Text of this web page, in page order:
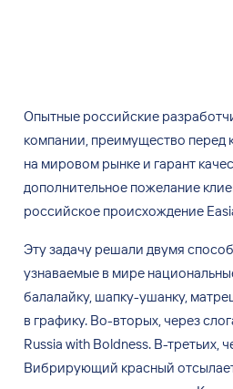
Опытные российские
компании, преимущество перед
на мировом рынке и гарант
дополнительное пожелание
российское происхождение
Эту задачу решали двумя
узнаваемые в мире
балалайку, шапку-ушанку,
в графику. Во-вторых, через
Russia with Boldness. В-третьих,
Вибрирующий красный